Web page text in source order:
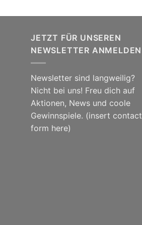
JETZT FÜR UNSEREN
NEWSLETTER ANMELDEN
Newsletter sind langweilig?
Nicht bei uns! Freu dich auf
Aktionen, News und coole
Gewinnspiele. (insert contact
form here)